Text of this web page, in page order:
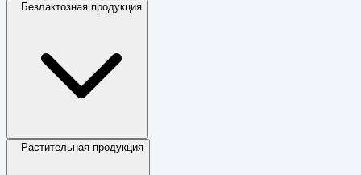
Безлактозная продукция
Растительная продукция